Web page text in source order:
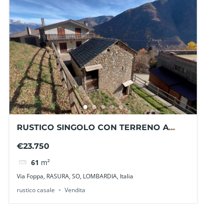
RUSTICO SINGOLO CON TERRENO A
€23.750
61 m²
Via Foppa, RASURA, SO, LOMBARDIA, Italia
rustico casale
Vendita